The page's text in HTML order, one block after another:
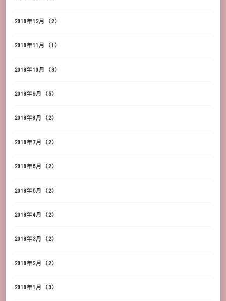
2018年12月 (2)
2018年11月 (1)
2018年10月 (3)
2018年9月 (5)
2018年8月 (2)
2018年7月 (2)
2018年6月 (2)
2018年5月 (2)
2018年4月 (2)
2018年3月 (2)
2018年2月 (2)
2018年1月 (3)